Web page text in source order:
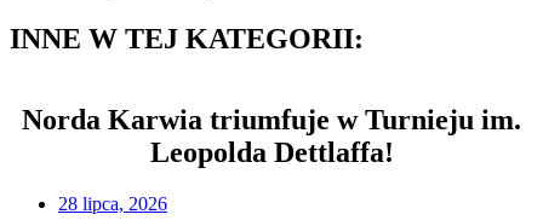
INNE W TEJ KATEGORII:
Norda Karwia triumfuje w Turnieju im.
Leopolda Dettlaffa!
28 lipca, 2026